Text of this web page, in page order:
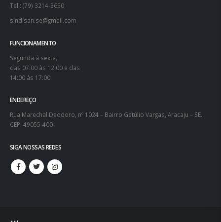
Tel.: (79) 3214-3650
sindisan.se@gmail.com
FUNCIONAMENTO
Segunda à sexta,
das 07:00 às 12:00 e das
14:00 às 17:00.
ENDEREÇO
Rua Marechal Deodoro, nº 1024 – Bairro Getúlio Vargas, Aracaju – SE.
CEP: 49055-400
SIGA NOSSAS REDES